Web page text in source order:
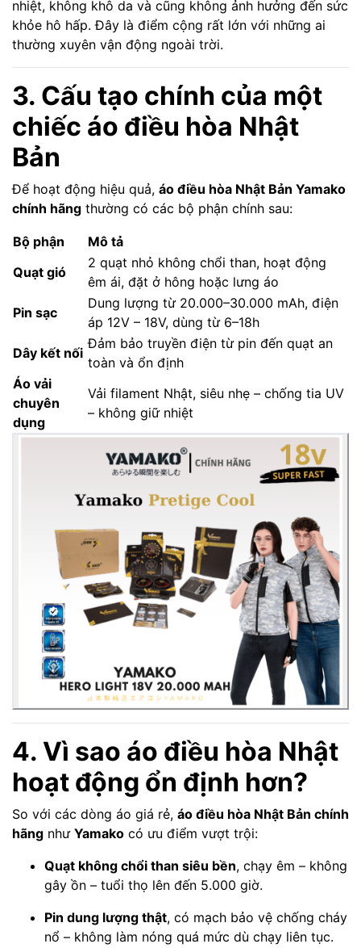
nhiệt, không khô da và cũng không ảnh hưởng đến sức
khỏe hô hấp. Đây là điểm cộng rất lớn với những ai
thường xuyên vận động ngoài trời.
3. Cấu tạo chính của một
chiếc áo điều hòa Nhật
Bản
Để hoạt động hiệu quả, áo điều hòa Nhật Bản Yamako
chính hãng thường có các bộ phận chính sau:
Bộ phận
Mô tả
Quạt gió
2 quạt nhỏ không chổi than, hoạt động
êm ái, đặt ở hông hoặc lưng áo
Pin sạc
Dung lượng từ 20.000–30.000 mAh, điện
áp 12V – 18V, dùng từ 6–18h
Dây kết nối
Đảm bảo truyền điện từ pin đến quạt an
toàn và ổn định
Áo vải
chuyên
dụng
Vải filament Nhật, siêu nhẹ – chống tia UV
– không giữ nhiệt
4. Vì sao áo điều hòa Nhật
hoạt động ổn định hơn?
So với các dòng áo giá rẻ, áo điều hòa Nhật Bản chính
hãng như Yamako có ưu điểm vượt trội:
Quạt không chổi than siêu bền, chạy êm – không
gây ồn – tuổi thọ lên đến 5.000 giờ.
Pin dung lượng thật, có mạch bảo vệ chống cháy
nổ – không làm nóng quá mức dù chạy liên tục.